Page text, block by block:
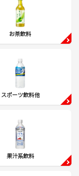
お茶飲料
スポーツ飲料他
果汁系飲料